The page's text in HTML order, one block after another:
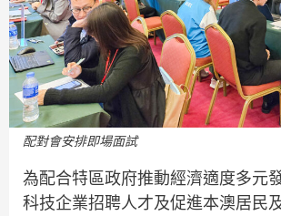
配對會安排即場面試
為配合特區政府推動經濟適度多元
科技企業招聘人才及促進本澳居民